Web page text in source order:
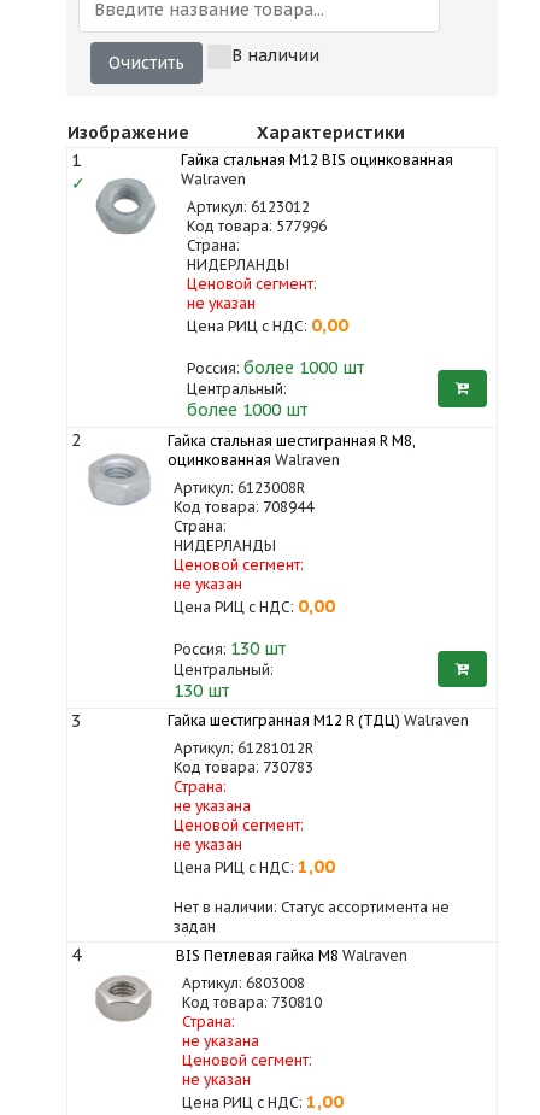
Очистить В наличии
Изображение
Характеристики
1
✓
Гайка стальная M12 BIS оцинкованная
Walraven
Артикул: 6123012
Код товара: 577996
Страна:
НИДЕРЛАНДЫ
Ценовой сегмент:
не указан
Цена РИЦ с НДС: 0,00
Россия:более 1000 шт
Центральный:
более 1000 шт
2
Гайка стальная шестигранная R M8,
оцинкованная Walraven
Артикул: 6123008R
Код товара: 708944
Страна:
НИДЕРЛАНДЫ
Ценовой сегмент:
не указан
Цена РИЦ с НДС: 0,00
Россия: 130 шт
Центральный:
130 шт
3
Гайка шестигранная M12 R (ТДЦ) Walraven
Артикул: 61281012R
Код товара: 730783
Страна:
не указана
Ценовой сегмент:
не указан
Цена РИЦ с НДС: 1,00
Нет в наличии: Статус ассортимента не
задан
4 BIS Петлевая гайка M8 Walraven
Артикул: 6803008
Код товара: 730810
Страна:
не указана
Ценовой сегмент:
не указан
Цена РИЦ с НДС: 1,00